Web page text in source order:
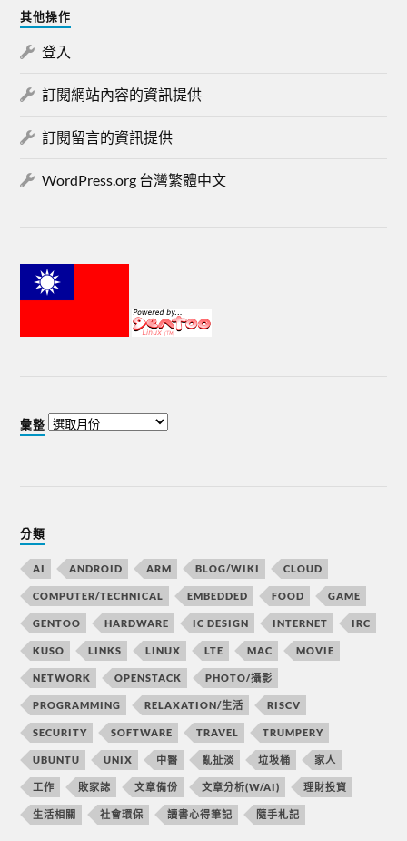
其他操作
登入
訂閱網站內容的資訊提供
訂閱留言的資訊提供
WordPress.org 台灣繁體中文
彙整
分類
AI ANDROID ARM BLOG/WIKI CLOUD
COMPUTER/TECHNICAL EMBEDDED FOOD GAME
GENTOO HARDWARE IC DESIGN INTERNET IRC
KUSO LINKS LINUX LTE MAC MOVIE
NETWORK OPENSTACK PHOTO/攝影
PROGRAMMING RELAXATION/生活 RISCV
SECURITY SOFTWARE TRAVEL TRUMPERY
UBUNTU UNIX 中醫 亂扯淡 垃圾桶 家人
工作 敗家誌 文章備份 文章分析(W/AI) 理財投資
生活相關 社會環保 讀書心得筆記 隨手札記